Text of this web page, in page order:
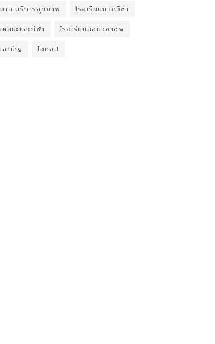
าล บริการสุขภาพ โรงเรียนกวดวิชา
ศิลปะและกีฬา โรงเรียนสอนวิชาชีพ
สามัญ โอทอป